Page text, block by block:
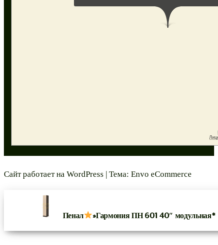
Сайт работает на WordPress | Тема: Envo eCommerce
Пенал »Гармония ПН 601 40″ модульная*